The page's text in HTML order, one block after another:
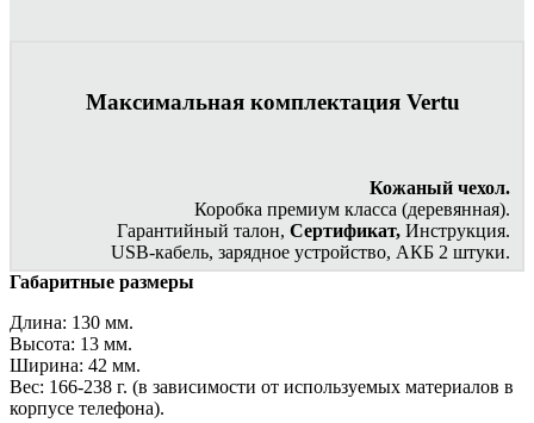
Максимальная комплектация Vertu
Кожаный чехол.
Коробка премиум класса (деревянная).
Гарантийный талон, Сертификат, Инструкция.
USB-кабель, зарядное устройство, АКБ 2 штуки.
Габаритные размеры
Длина: 130 мм.
Высота: 13 мм.
Ширина: 42 мм.
Вес: 166-238 г. (в зависимости от используемых материалов в
корпусе телефона).